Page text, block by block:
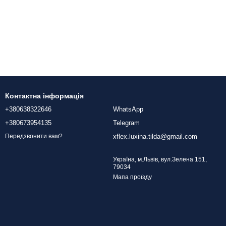
Контактна інформація
+380638322646
+380673954135
Передзвонити вам?
WhatsApp
Telegram
xflex.luxina.tilda@gmail.com
Україна, м.Львів, вул.Зелена 151,
79034
Мапа проїзду